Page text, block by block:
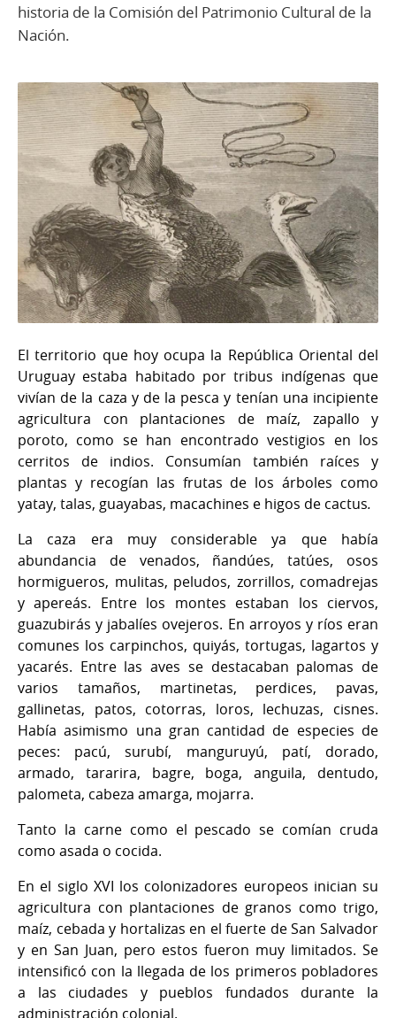
historia de la Comisión del Patrimonio Cultural de la
Nación.
El territorio que hoy ocupa la República Oriental del
Uruguay estaba habitado por tribus indígenas que
vivían de la caza y de la pesca y tenían una incipiente
agricultura con plantaciones de maíz, zapallo y
poroto, como se han encontrado vestigios en los
cerritos de indios. Consumían también raíces y
plantas y recogían las frutas de los árboles como
yatay, talas, guayabas, macachines e higos de cactus.
La caza era muy considerable ya que había
abundancia de venados, ñandúes, tatúes, osos
hormigueros, mulitas, peludos, zorrillos, comadrejas
y apereás. Entre los montes estaban los ciervos,
guazubirás y jabalíes ovejeros. En arroyos y ríos eran
comunes los carpinchos, quiyás, tortugas, lagartos y
yacarés. Entre las aves se destacaban palomas de
varios tamaños, martinetas, perdices, pavas,
gallinetas, patos, cotorras, loros, lechuzas, cisnes.
Había asimismo una gran cantidad de especies de
peces: pacú, surubí, manguruyú, patí, dorado,
armado, tararira, bagre, boga, anguila, dentudo,
palometa, cabeza amarga, mojarra.
Tanto la carne como el pescado se comían cruda
como asada o cocida.
En el siglo XVI los colonizadores europeos inician su
agricultura con plantaciones de granos como trigo,
maíz, cebada y hortalizas en el fuerte de San Salvador
y en San Juan, pero estos fueron muy limitados. Se
intensificó con la llegada de los primeros pobladores
a las ciudades y pueblos fundados durante la
administración colonial.